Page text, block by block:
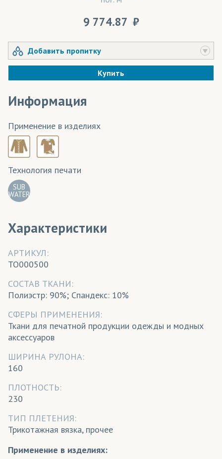
9 774.87
Добавить пропитку
Купить
Информация
Применение в изделиях
Технология печати
SUB
WATER
Характеристики
АРТИКУЛ:
TO000500
CОСТАВ ТКАНИ:
Полиэстр: 90%; Спандекс: 10%
СФЕРЫ ПРИМЕНЕНИЯ:
Ткани для печатной продукции одежды и модных
аксессуаров
ШИРИНА РУЛОНА:
160
ПЛОТНОСТЬ:
230
ТИП ПЛЕТЕНИЯ:
Трикотажная вязка, прочее
Применение в изделиях: